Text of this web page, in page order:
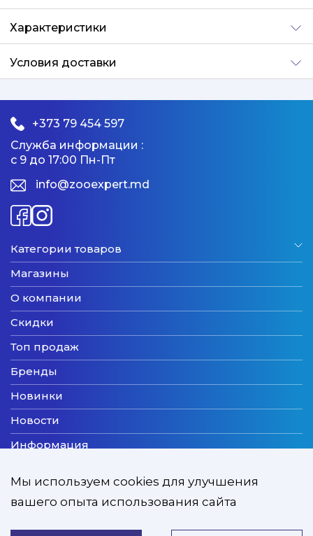
Характеристики
Условия доставки
+373 79 454 597
Служба информации :
с 9 до 17:00 Пн-Пт
info@zooexpert.md
Категории товаров
Магазины
О компании
Скидки
Топ продаж
Бренды
Новинки
Новости
Информация
Мы используем cookies для улучшения
вашего опыта использования сайта